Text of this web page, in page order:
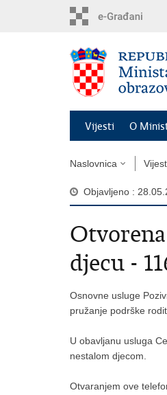
Vijesti O
Naslovnica
Objavljeno :
djecu -
Osnovne usluge
pružanje podrške
U obavljanu usluga
nestalom djecom.
Otvaranjem ove